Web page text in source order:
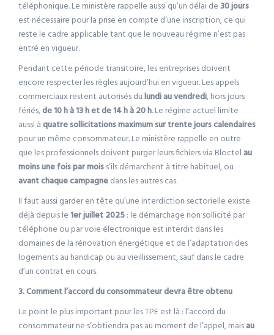
téléphonique. Le ministère rappelle aussi qu’un délai de30 jours
est nécessaire pour la prise en compte d’une inscription, ce qui
reste le cadre applicable tant que le nouveau régime n’est pas
entré en vigueur.
Pendant cette période transitoire, les entreprises doivent
encore respecter les règles aujourd’hui en vigueur. Les appels
commerciaux restent autorisés dulundi au vendredi, hors jours
fériés,de 10 h à 13 h et de 14 h à 20 h. Le régime actuel limite
aussi àquatre sollicitations maximum sur trente jours calendaires
pour un même consommateur. Le ministère rappelle en outre
que les professionnels doivent purger leurs fichiers via Bloctelau
moins une fois par moiss’ils démarchent à titre habituel, ou
avant chaque campagnedans les autres cas.
Il faut aussi garder en tête qu’une interdiction sectorielle existe
déjà depuis le1er juillet 2025: le démarchage non sollicité par
téléphone ou par voie électronique est interdit dans les
domaines de la rénovation énergétique et de l’adaptation des
logements au handicap ou au vieillissement, sauf dans le cadre
d’un contrat en cours.
3. Comment l’accord du consommateur devra être obtenu
Le point le plus important pour les TPE est là : l’accord du
consommateur ne s’obtiendra pas au moment de l’appel, maisau